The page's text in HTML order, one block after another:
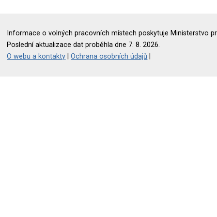
Informace o volných pracovních místech poskytuje Ministerstvo
Poslední aktualizace dat proběhla dne 7. 8. 2026.
O webu a kontakty |Ochrana osobních údajů